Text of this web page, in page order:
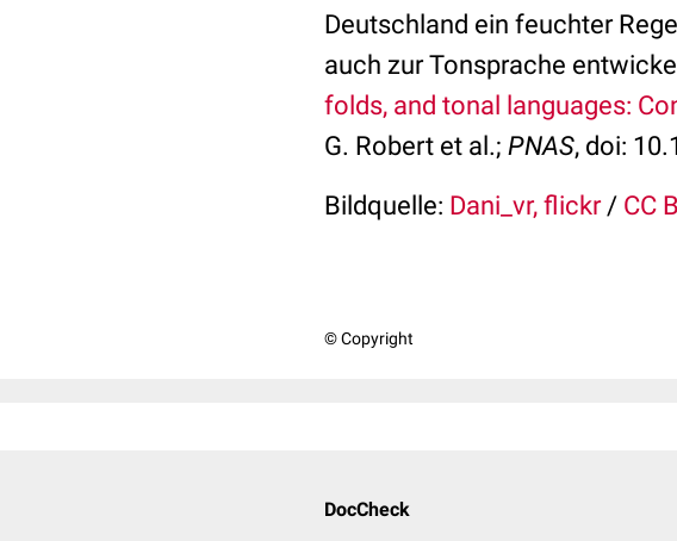
Deutschland ein feuchter
auch zur Tonsprache
folds, and tonal languages:
G. Robert et al.; PNAS, doi:
Bildquelle: Dani_vr, flickr/ CC
© Copyright
DocCheck